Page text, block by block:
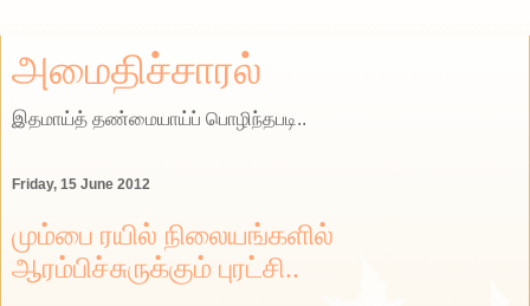
அமைதிச்சாரல்
இதமாய்த் தண்மையாய்ப் பொழிந்தபடி..
Friday, 15 June 2012
மும்பை ரயில் நிலையங்களில்
ஆரம்பிச்சுருக்கும் புரட்சி..